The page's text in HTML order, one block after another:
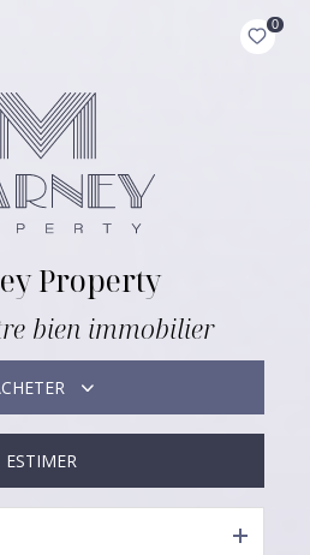
0
Property
bien immobilier
ESTIMER